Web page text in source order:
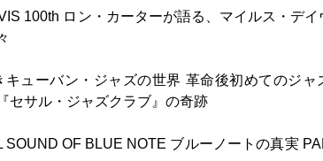
100th ロン・カーターが語る、マイルス・デイ
キューバン・ジャズの世界 革命後初めてのジャ
セサル・ジャズクラブ』の奇跡
SOUND OF BLUE NOTE ブルーノートの真実